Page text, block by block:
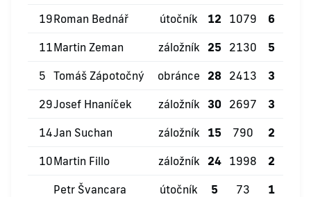
19Roman Bednář útočník 12 1079 6
11Martin Zeman záložník 25 2130 5
5 Tomáš Zápotočný obránce 28 2413 3
29Josef Hnaníček záložník 30 2697 3
14Jan Suchan záložník 15 790 2
10Martin Fillo záložník 24 1998 2
Petr Švancara útočník 5 73 1